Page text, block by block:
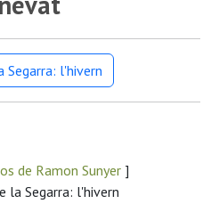
Segarra: l'hivern
de Ramon Sunyer ]
la Segarra: l'hivern